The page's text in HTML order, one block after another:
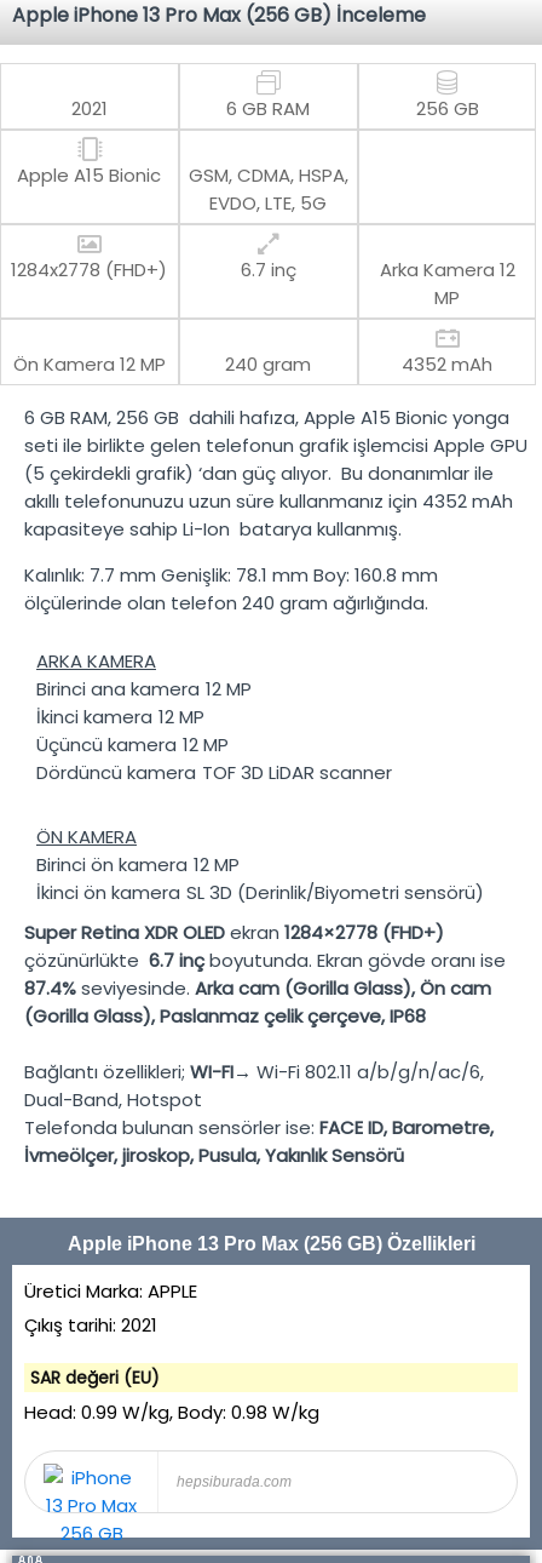
Apple iPhone 13 Pro Max (256 GB) İnceleme
2021 6 GB RAM 256 GB
Apple A15 Bionic
GSM, CDMA, HSPA,
EVDO, LTE, 5G
1284x2778 (FHD+) 6.7 inç Arka Kamera 12
MP
Ön Kamera 12 MP 240 gram 4352 mAh
6 GB RAM,256 GB dahili hafıza,Apple A15 Bionicyonga
seti ile birlikte gelen telefonun grafik işlemcisi Apple GPU
(5 çekirdekli grafik) ‘dan güç alıyor. Bu donanımlar ile
akıllı telefonunuzu uzun süre kullanmanız için 4352 mAh
kapasiteye sahip Li-Ion batarya kullanmış.
Kalınlık: 7.7 mm Genişlik: 78.1 mm Boy: 160.8 mm
ölçülerinde olan telefon 240 gram ağırlığında.
ARKA KAMERA
Birinci ana kamera 12 MP
İkinci kamera 12 MP
Üçüncü kamera 12 MP
Dördüncü kamera TOF 3D LiDAR scanner
ÖN KAMERA
Birinci ön kamera 12 MP
İkinci ön kamera SL 3D (Derinlik/Biyometri sensörü)
Super Retina XDR OLEDekran 1284×2778 (FHD+)
çözünürlükte 6.7 inçboyutunda. Ekran gövde oranı ise
87.4%seviyesinde. Arka cam (Gorilla Glass), Ön cam
(Gorilla Glass), Paslanmaz çelik çerçeve, IP68
Bağlantı özellikleri; WI-FI→ Wi-Fi 802.11 a/b/g/n/ac/6,
Dual-Band, Hotspot
Telefonda bulunan sensörler ise: FACE ID, Barometre,
İvmeölçer, jiroskop, Pusula, Yakınlık Sensörü
Apple iPhone 13 Pro Max (256 GB) Özellikleri
Üretici Marka: APPLE
Çıkış tarihi: 2021
SAR değeri (EU)
Head: 0.99 W/kg, Body: 0.98 W/kg
hepsiburada.com